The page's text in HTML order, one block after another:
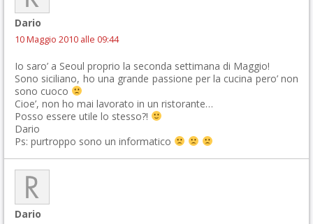
Dario
10 Maggio 2010 alle 09:44
Io saro’ a Seoul proprio la seconda settimana di Maggio!
Sono siciliano, ho una grande passione per la cucina pero’ non
sono cuoco
Cioe’, non ho mai lavorato in un ristorante…
Posso essere utile lo stesso?!
Dario
Ps: purtroppo sono un informatico
Dario